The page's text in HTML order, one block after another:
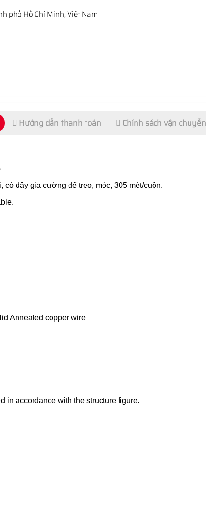
phố Hồ Chí Minh, Việt Nam
Hướng dẫn thanh toán Chính sách vận chuyển
dây gia cường để treo, móc, 305 mét/cuộn.
Annealed copper wire
accordance with the structure figure.